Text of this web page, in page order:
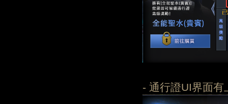
- 通行證UI界面